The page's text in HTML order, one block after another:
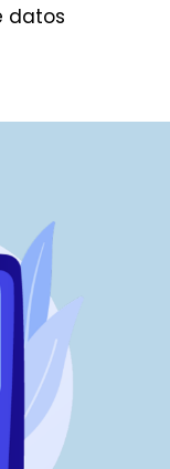
datos